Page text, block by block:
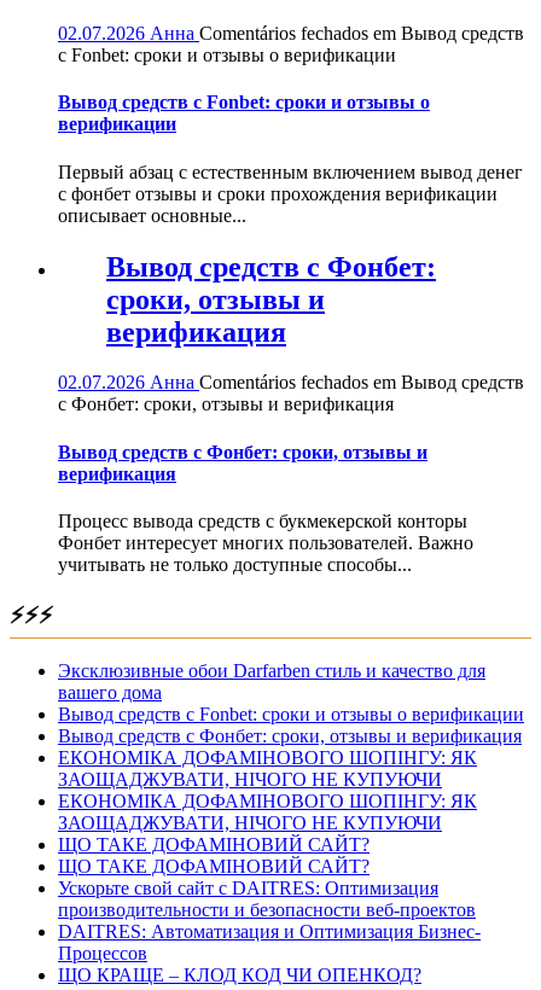
02.07.2026 Анна Comentários fechados em Вывод средств
с Fonbet: сроки и отзывы о верификации
Вывод средств с Fonbet: сроки и отзывы о
верификации
Первый абзац с естественным включением вывод денег
с фонбет отзывы и сроки прохождения верификации
описывает основные...
Вывод средств с Фонбет:
сроки, отзывы и
верификация
02.07.2026 Анна Comentários fechados em Вывод средств
с Фонбет: сроки, отзывы и верификация
Вывод средств с Фонбет: сроки, отзывы и
верификация
Процесс вывода средств с букмекерской конторы
Фонбет интересует многих пользователей. Важно
учитывать не только доступные способы...
⚡⚡⚡
Эксклюзивные обои Darfarben стиль и качество для
вашего дома
Вывод средств с Fonbet: сроки и отзывы о верификации
Вывод средств с Фонбет: сроки, отзывы и верификация
ЕКОНОМІКА ДОФАМІНОВОГО ШОПІНГУ: ЯК
ЗАОЩАДЖУВАТИ, НІЧОГО НЕ КУПУЮЧИ
ЕКОНОМІКА ДОФАМІНОВОГО ШОПІНГУ: ЯК
ЗАОЩАДЖУВАТИ, НІЧОГО НЕ КУПУЮЧИ
ЩО ТАКЕ ДОФАМІНОВИЙ САЙТ?
ЩО ТАКЕ ДОФАМІНОВИЙ САЙТ?
Ускорьте свой сайт с DAITRES: Оптимизация
производительности и безопасности веб-проектов
DAITRES: Автоматизация и Оптимизация Бизнес-
Процессов
ЩО КРАЩЕ – КЛОД КОД ЧИ ОПЕНКОД?